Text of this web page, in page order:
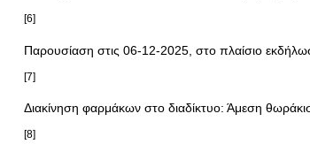
[6]
Παρουσίαση στις 06-12-2025, στο πλαίσιο
[7]
Διακίνηση φαρμάκων στο διαδίκτυο: Άμεση
[8]